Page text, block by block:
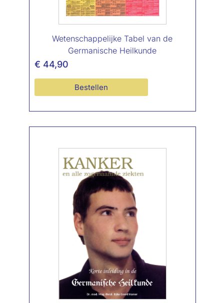
Wetenschappelijke Tabel van de
Germanische Heilkunde
€ 44,90
Bestellen